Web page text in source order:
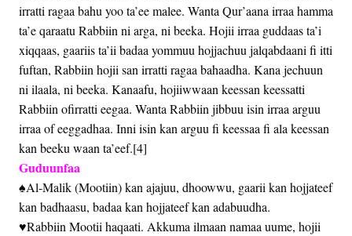
irratti ragaa bahu yoo ta’ee malee. Wanta Qur’aana irraa hamma
ta’e qaraatu Rabbiin ni arga, ni beeka. Hojii irraa guddaas ta’i
xiqqaas, gaariis ta’ii badaa yommuu hojjachuu jalqabdaani fi itti
fuftan, Rabbiin hojii san irratti ragaa bahaadha. Kana jechuun
ni ilaala, ni beeka. Kanaafu, hojiiwwaan keessan keessatti
Rabbiin ofirratti eegaa. Wanta Rabbiin jibbuu isin irraa arguu
irraa of eeggadhaa. Inni isin kan arguu fi keessaa fi ala keessan
kan beeku waan ta’eef.[4]
Guduunfaa
♠Al-Malik (Mootiin) kan ajajuu, dhoowwu, gaarii kan hojjateef
kan badhaasu, badaa kan hojjateef kan adabuudha.
♥Rabbiin Mootii haqaati. Akkuma ilmaan namaa uume, hojii